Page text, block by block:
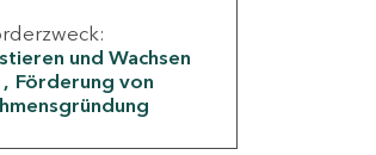
und Wachsen
Förderung von